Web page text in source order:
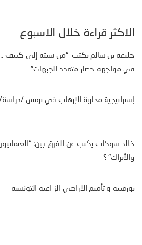
الأكثر قراءة خلال الأسبوع
خليفة بن سالم يكتب: “من سبتة إلى كييف ..
في مواجهة حصار متعدد الجبهات”
إستراتيجية محاربة الإرهاب في تونس /دراسة/
خالد شوكات يكتب عن الفرق بين:
والأتراك” ؟
بورقيبة و تأميم الاراضي الزراعية التونسية